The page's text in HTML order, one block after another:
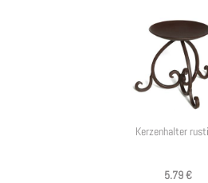
Kerzenhalter
5.79 €